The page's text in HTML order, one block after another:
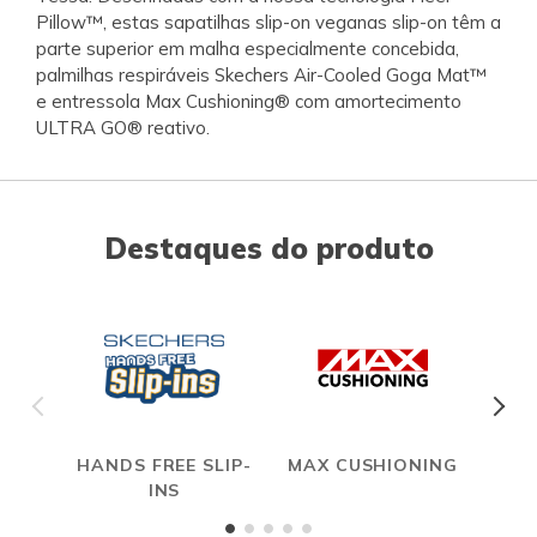
Pillow™, estas sapatilhas slip-on veganas slip-on têm a
parte superior em malha especialmente concebida,
palmilhas respiráveis Skechers Air-Cooled Goga Mat™
e entressola Max Cushioning® com amortecimento
ULTRA GO® reativo.
Destaques do produto
HANDS FREE SLIP-
INS
MAX CUSHIONING